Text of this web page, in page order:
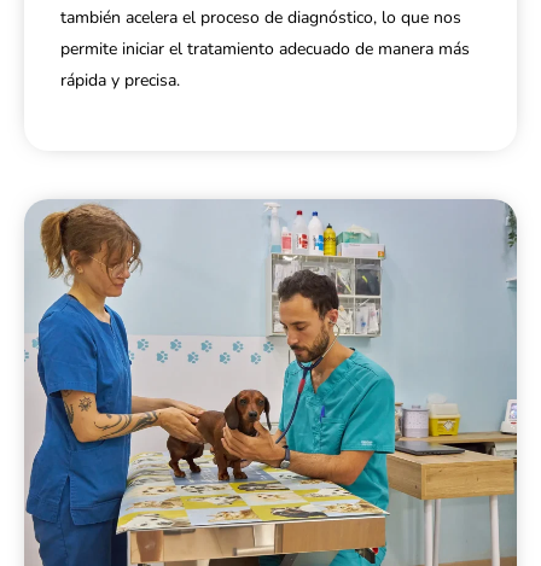
también acelera el proceso de diagnóstico, lo que nos
permite iniciar el tratamiento adecuado de manera más
rápida y precisa.